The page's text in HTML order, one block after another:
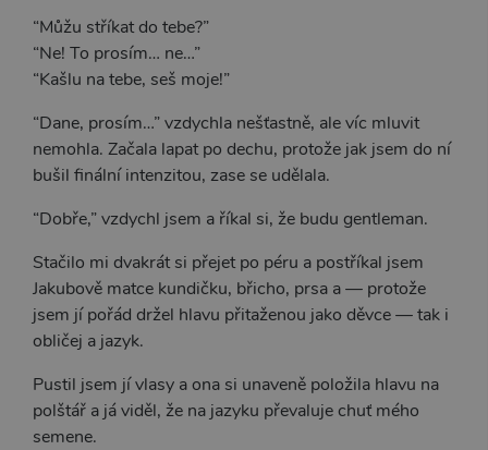
“Můžu stříkat do tebe?”
“Ne! To prosím… ne…”
“Kašlu na tebe, seš moje!”
“Dane, prosím…” vzdychla nešťastně, ale víc mluvit
nemohla. Začala lapat po dechu, protože jak jsem do ní
bušil finální intenzitou, zase se udělala.
“Dobře,” vzdychl jsem a říkal si, že budu gentleman.
Stačilo mi dvakrát si přejet po péru a postříkal jsem
Jakubově matce kundičku, břicho, prsa a — protože
jsem jí pořád držel hlavu přitaženou jako děvce — tak i
obličej a jazyk.
Pustil jsem jí vlasy a ona si unaveně položila hlavu na
polštář a já viděl, že na jazyku převaluje chuť mého
semene.